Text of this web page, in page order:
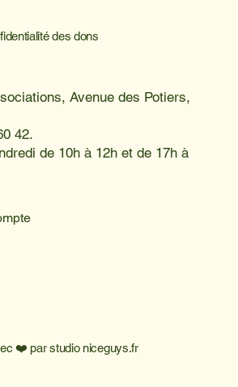
des dons
Avenue des Potiers,
42.
de 10h à 12h et de 17h à
❤️ parstudio niceguys.fr